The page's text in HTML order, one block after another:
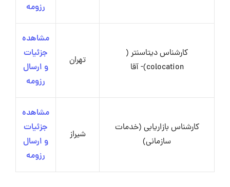
رزومه
کارشناس دیتاسنتر (
colocation)- آقا
تهران
مشاهده
جزئیات
و ارسال
رزومه
کارشناس بازاریابی (خدمات
سازمانی)
شیراز
مشاهده
جزئیات
و ارسال
رزومه